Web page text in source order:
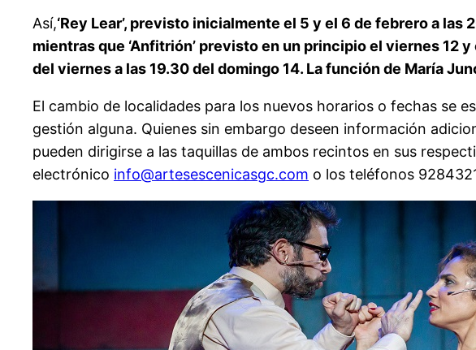
Así,‘Rey Lear’, previsto inicialmente el 5 y el 6 de febrero a
mientras que ‘Anfitrión’ previsto en un principio el viernes 12
del viernes a las 19.30 del domingo 14. La función de María
El cambio de localidades para los nuevos horarios o fechas se
gestión alguna. Quienes sin embargo deseen información
pueden dirigirse a las taquillas de ambos recintos en sus
electrónico info@artesescenicasgc.com o los teléfonos